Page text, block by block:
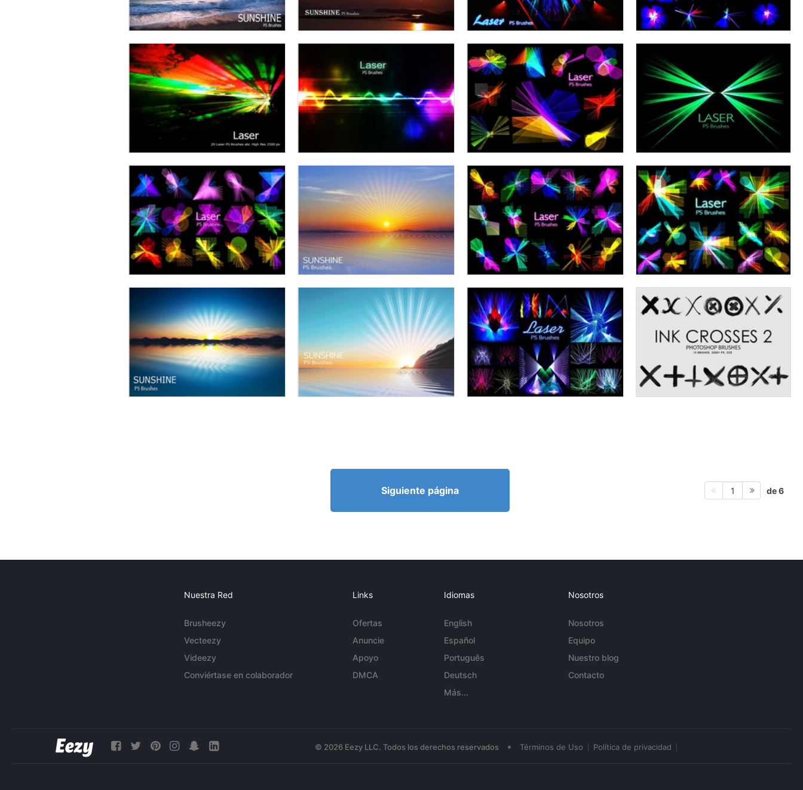
Siguiente página 1 de 6
Nuestra Red
Brusheezy
Vecteezy
Videezy
Conviértase en colaborador
Links
Ofertas
Anuncie
Apoyo
DMCA
Idiomas
English
Español
Português
Deutsch
Más...
Nosotros
Nosotros
Equipo
Nuestro blog
Contacto
© 2026 Eezy LLC. Todos los derechos reservados • Términos de Uso Política de privacidad